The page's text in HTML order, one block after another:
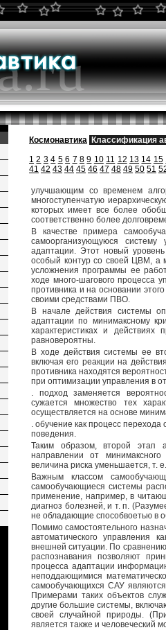
Космонавтика Классификация
1 2 3 4 5 6 7 8 9 10 11 12 13 14 15
41 42 43 44 45 46 47 48 49 50 51
улучшающим со временем
многоступенчатую
которых имеет все более
соответственно более
В качестве примера
самоорганизующуюся
адаптации. Этот новый
особый контур со своей ЦВМ, а
усложнения программы ее
ходе много-шагового процесса
противника и на основании
своими средствами ПВО.
В начале действия системы
адаптации по минимаксному
характеристиках и
равновероятны.
В ходе действия системы ее
включая его реакции на
противника находятся
при оптимизации управления в
. подход заменяется
сужается множество тех
осуществляется на основе
. обучение как процесс
поведения.
Таким образом, второй этап
направлении от
величина риска уменьшается, т.
Важным классом
самообучающиеся системы
применение, например, в
диагноз болезней, и т. п.
не обладающие способвоетью в
Помимо самостоятельного
автоматического управления
внешней ситуации. По
распознавания позволяют
процесса адаптации
неподдающимися
самообучающихся САУ
Примерами таких объектов
другие большие системы,
своей случайной природы.
является также и человеческий